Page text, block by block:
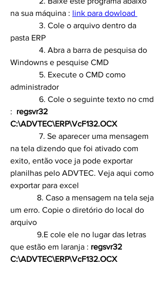
na sua máquina : link para dowload
pasta ERP
Windowns e pesquise CMD
administrador
: regsvr32
C:\ADVTEC\ERP\VcF132.OCX
	    7.
Se aparecer uma mensagem
na tela dizendo que foi ativado com
exito, então voce ja pode exportar
planilhas pelo ADVTEC. Veja aqui como
exportar para excel
	   8.
Caso a mensagem na tela seja
um erro. Copie o diretório do local do
arquivo
	   9.
E cole ele no lugar das letras
que estão em laranja : regsvr32
C:\ADVTEC\ERP\VcF132.OCX